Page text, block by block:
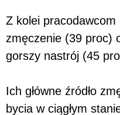
Z kolei pracodawcom
zmęczenie (39 proc)
gorszy nastrój (45
Ich główne źródło
bycia w ciągłym